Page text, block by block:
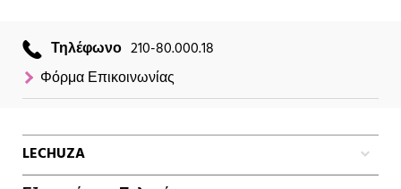
Τηλέφωνο 210-80.000.18
Φόρμα Επικοινωνίας
LECHUZA